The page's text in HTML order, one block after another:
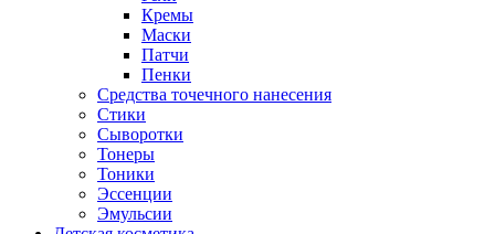
Кремы
Маски
Патчи
Пенки
Средства точечного нанесения
Стики
Сыворотки
Тонеры
Тоники
Эссенции
Эмульсии